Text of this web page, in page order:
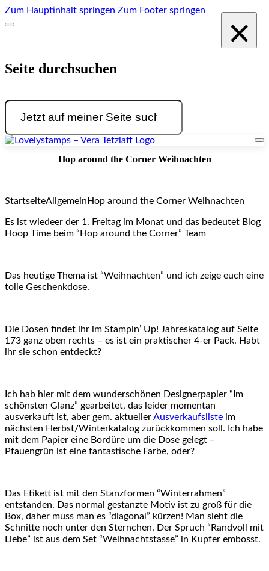
Zum Hauptinhalt springen Zum Footer springen
Seite durchsuchen
Suchen
×
Hop around the Corner Weihnachten
StartseiteAllgemein Hop around the Corner Weihnachten
Es ist wiedeer der 1. Freitag im Monat und das bedeutet Blog
Hoop Time beim “Hop around the Corner” Team
Das heutige Thema ist “Weihnachten” und ich zeige euch eine
tolle Geschenkdose.
Die Dosen findet ihr im Stampin’ Up! Jahreskatalog auf Seite
173 ganz oben rechts – es ist ein praktischer 4-er Pack. Habt
ihr sie schon entdeckt?
Ich hab hier mit dem wunderschönen Designerpapier “Im
schönsten Glanz” gearbeitet, das leider momentan
ausverkauft ist, aber gem. aktuellerAusverkaufsliste im
nächsten Herbst/Winterkatalog zurückkommen soll. Ich habe
mit dem Papier eine Bordüre um die Dose gelegt –
Pfauengrün ist eine fantastische Farbe, oder?
Das Etikett ist mit den Stanzformen “Winterrahmen”
entstanden. Das normal gestanzte Motiv ist zu groß für die
Box, daher muss man es “diagonal” kürzen! Man sieht die
Schnitte noch unter den Sternchen. Der Spruch “Randvoll mit
Liebe” ist aus dem Set “Weihnachtstasse” in Kupfer embosst.